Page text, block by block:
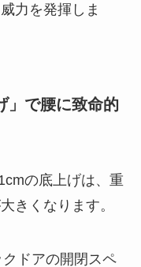
力を発揮しま
」で腰に致命的
の底上げは、重
きくなります。
ドアの開閉スペ